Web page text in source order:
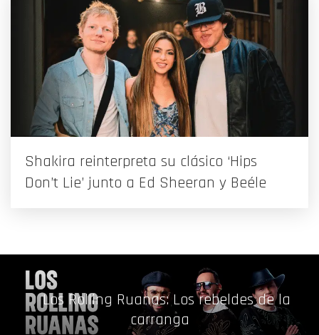
Shakira reinterpreta su clásico ‘Hips
Don’t Lie’ junto a Ed Sheeran y Beéle
Los Rolling Ruanas: Los rebeldes de la
carranga